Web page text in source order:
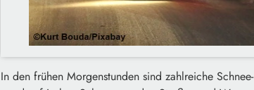
In den frühen Morgenstunden sind zahlreiche